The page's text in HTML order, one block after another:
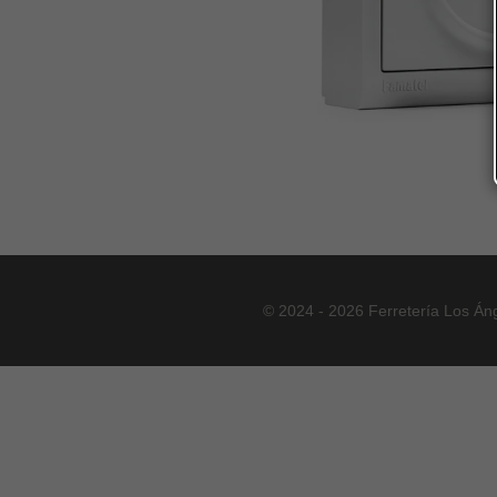
© 2024 - 2026 Ferretería Los